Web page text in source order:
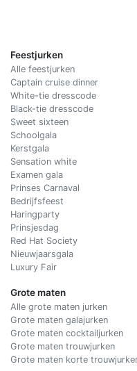
Feestjurken
Alle feestjurken
Captain cruise dinner
White-tie dresscode
Black-tie dresscode
Sweet sixteen
Schoolgala
Kerstgala
Sensation white
Examen gala
Prinses Carnaval
Bedrijfsfeest
Haringparty
Prinsjesdag
Red Hat Society
Nieuwjaarsgala
Luxury Fair
Grote maten
Alle grote maten jurken
Grote maten galajurken
Grote maten cocktailjurken
Grote maten trouwjurken
Grote maten korte